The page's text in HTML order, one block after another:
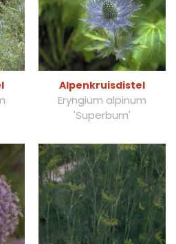
Alpenkruisdistel
Eryngium alpinum
'Superbum'